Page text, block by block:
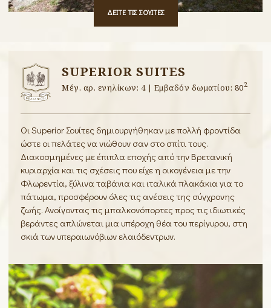
ΔΕΙΤΕ ΤΙΣ ΣΟΥΙΤΕΣ
SUPERIOR SUITES
Μέγ. αρ. ενηλίκων: 4 | Εμβαδόν δωματίου: 802
Οι Superior Σουίτες δημιουργήθηκαν με πολλή φροντίδα
ώστε οι πελάτες να νιώθουν σαν στο σπίτι τους.
Διακοσμημένες με έπιπλα εποχής από την Βρετανική
κυριαρχία και τις σχέσεις που είχε η οικογένεια με την
Φλωρεντία, ξύλινα ταβάνια και ιταλικά πλακάκια για το
πάτωμα, προσφέρουν όλες τις ανέσεις της σύγχρονης
ζωής. Ανοίγοντας τις μπαλκονόπορτες προς τις ιδιωτικές
βεράντες απλώνεται μια υπέροχη θέα του περίγυρου, στη
σκιά των υπεραιωνόβιων ελαιόδεντρων.